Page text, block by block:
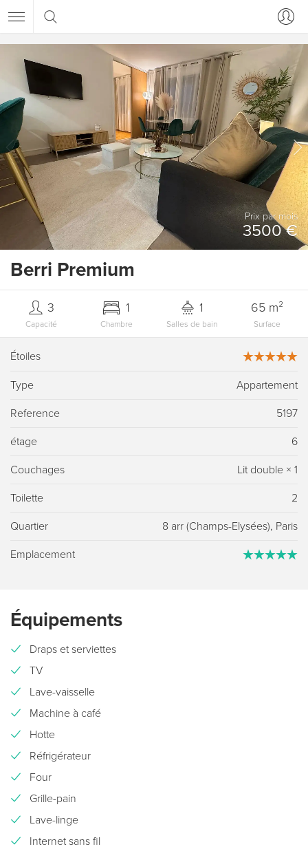
Prix ​​par mois
3500 €
Berri Premium
Capacité
3
Chambre
1
Salles de bain
1
Surface
65 m²
Étoiles
Type Appartement
Reference 5197
étage 6
Couchages Lit double × 1
Toilette 2
Quartier 8 arr (Champs-Elysées), Paris
Emplacement
Équipements
Draps et serviettes
TV
Lave-vaisselle
Machine à café
Hotte
Réfrigérateur
Four
Grille-pain
Lave-linge
Internet sans fil